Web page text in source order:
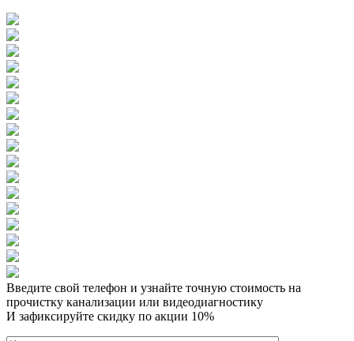
Введите свой телефон и узнайте точную стоимость на
прочистку канализации или видеодиагностику
И зафиксируйте скидку по акции 10%